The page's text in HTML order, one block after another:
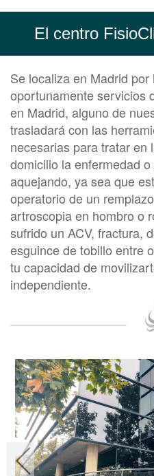
El centro
Se localiza en Madrid
oportunamente servicios
en Madrid, alguno de
trasladará con las
necesarias para tratar en
domicilio la enfermedad
aquejando, ya sea que
operatorio de un
artroscopia en hombro o
sufrido un ACV, fractura,
esguince de tobillo entre
tu capacidad de
independiente.